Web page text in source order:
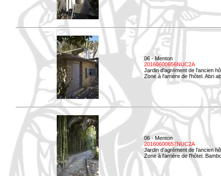
06 - Menton
20160600656NUC2A
Jardin d'agrément de l'ancien
Zone à l'arrière de l'hôtel. Abri
06 - Menton
20160600657NUC2A
Jardin d'agrément de l'ancien
Zone à l'arrière de l'hôtel.